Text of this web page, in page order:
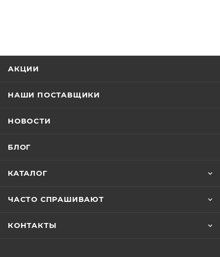
АКЦИИ
НАШИ ПОСТАВЩИКИ
НОВОСТИ
БЛОГ
КАТАЛОГ
ЧАСТО СПРАШИВАЮТ
КОНТАКТЫ